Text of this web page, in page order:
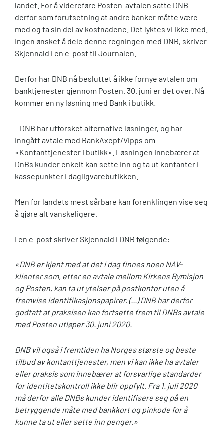
landet. For å videreføre Posten-avtalen satte DNB
derfor som forutsetning at andre banker måtte være
med og ta sin del av kostnadene. Det lyktes vi ikke med.
Ingen ønsket å dele denne regningen med DNB, skriver
Skjennald i en e-post til Journalen.
Derfor har DNB nå besluttet å ikke fornye avtalen om
banktjenester gjennom Posten. 30. juni er det over. Nå
kommer en ny løsning med Bank i butikk.
– DNB har utforsket alternative løsninger, og har
inngått avtale med BankAxept/Vipps om
«Kontanttjenester i butikk». Løsningen innebærer at
DnBs kunder enkelt kan sette inn og ta ut kontanter i
kassepunkter i dagligvarebutikken.
Men for landets mest sårbare kan forenklingen vise seg
å gjøre alt vanskeligere.
I en e-post skriver Skjennald i DNB følgende:
«DNB er kjent med at det i dag finnes noen NAV-
klienter som, etter en avtale mellom Kirkens Bymisjon
og Posten, kan ta ut ytelser på postkontor uten å
fremvise identifikasjonspapirer. (...) DNB har derfor
godtatt at praksisen kan fortsette frem til DNBs avtale
med Posten utløper 30. juni 2020.
DNB vil også i fremtiden ha Norges største og beste
tilbud av kontanttjenester, men vi kan ikke ha avtaler
eller praksis som innebærer at forsvarlige standarder
for identitetskontroll ikke blir oppfylt. Fra 1. juli 2020
må derfor alle DNBs kunder identifisere seg på en
betryggende måte med bankkort og pinkode for å
kunne ta ut eller sette inn penger.»